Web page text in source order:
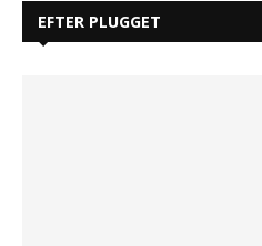
EFTER PLUGGET